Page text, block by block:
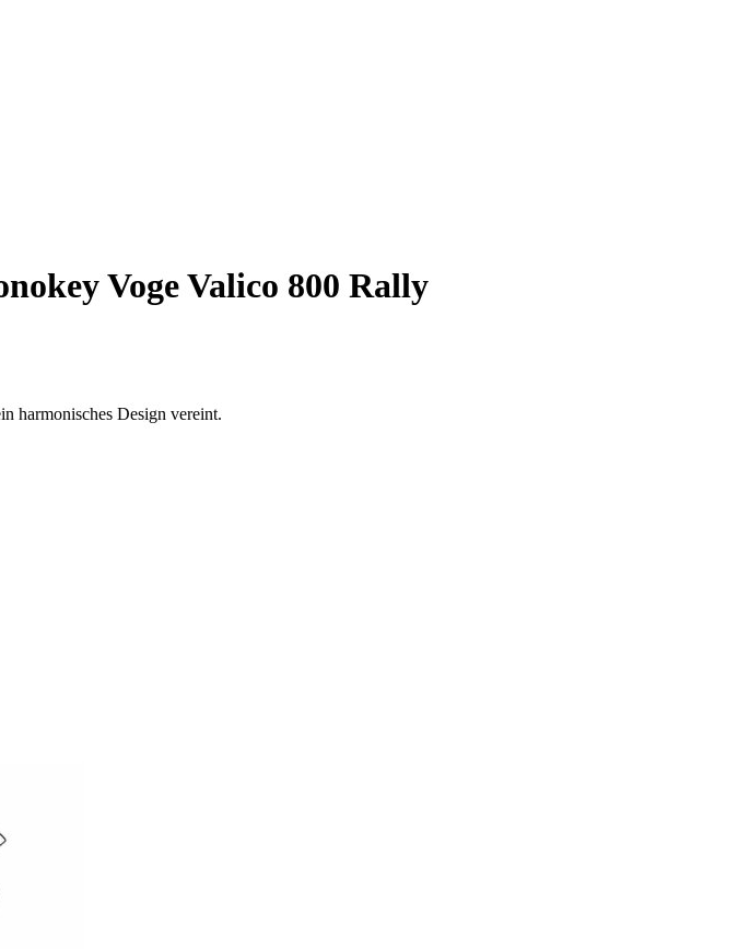
Voge Valico 800 Rally
harmonisches Design vereint.